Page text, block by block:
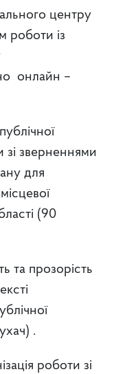
центру
роботи із
онлайн –
зі зверненнями
для
(90
та прозорість
.
роботи зі